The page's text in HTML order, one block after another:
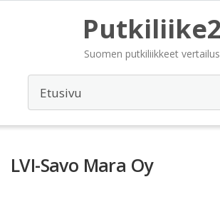
Suomen putkiliikkeet
LVI-Savo Mara Oy